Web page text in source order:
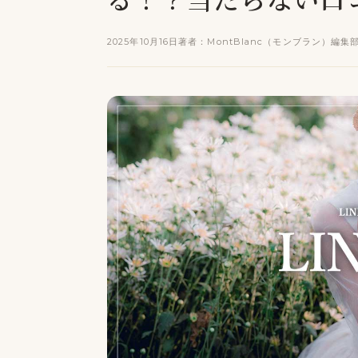
2025年10月16日著者：MontBlanc（モンブラン）編集